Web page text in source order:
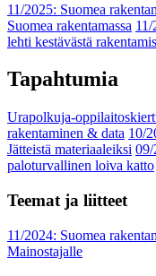
11/2025: Suomea
Suomea rakentamassa
lehti kestävästä
Tapahtumia
Urapolkuja-
rakentaminen & data 10/
Jätteistä materiaaleiksi 09/
paloturvallinen loiva katto
Teemat ja liitteet
11/2024: Suomea
Mainostajalle